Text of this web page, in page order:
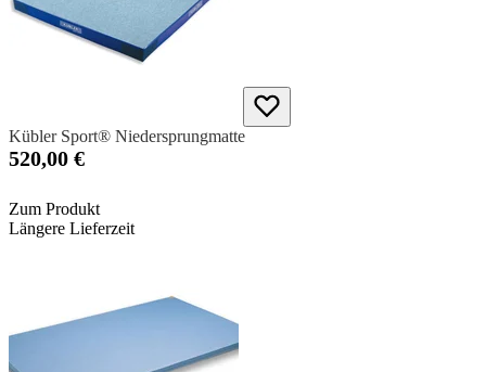
Kübler Sport® Niedersprungmatte
520,00 €
Zum Produkt
Längere Lieferzeit